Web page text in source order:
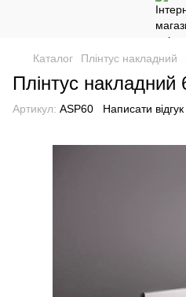
Каталог Плінтус накладний
Плінтус
Артикул: ASP60 Написати відгук